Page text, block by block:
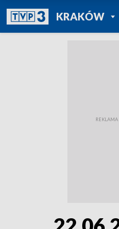
KRAKÓW
POWRÓT
TVP